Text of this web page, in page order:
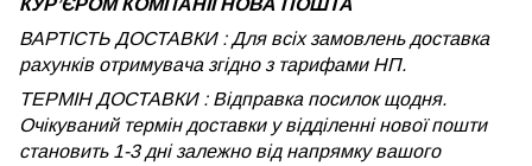
КУРʼЄРОМ КОМПАНІЇ НОВА ПОШТА
ВАРТІСТЬ ДОСТАВКИ : Для всіх замовлень доставка
рахунків отримувача згідно з тарифами НП.
ТЕРМІН ДОСТАВКИ : Відправка посилок щодня.
Очікуваний термін доставки у відділенні нової пошти
становить 1-3 дні залежно від напрямку вашого